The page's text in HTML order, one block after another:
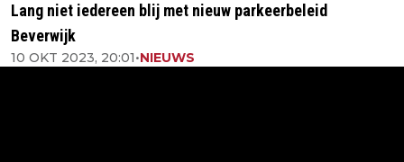
Lang niet iedereen blij met nieuw parkeerbeleid
Beverwijk
10 OKT 2023, 20:01•NIEUWS